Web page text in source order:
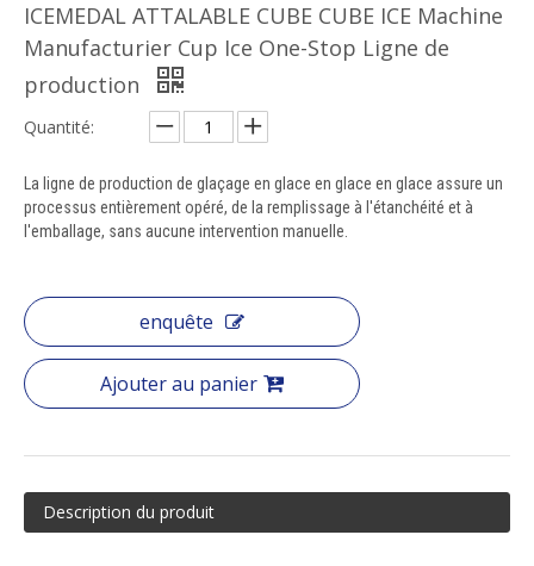
ICEMEDAL ATTALABLE CUBE CUBE ICE Machine
Manufacturier Cup Ice One-Stop Ligne de
production
Quantité:
La ligne de production de glaçage en glace en glace en glace assure un
processus entièrement opéré, de la remplissage à l'étanchéité et à
l'emballage, sans aucune intervention manuelle.
enquête
Ajouter au panier
Description du produit